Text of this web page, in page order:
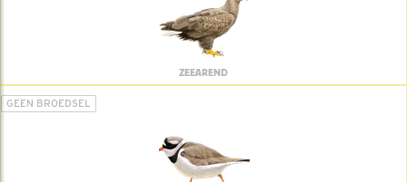
ZEEAREND
GEEN BROEDSEL